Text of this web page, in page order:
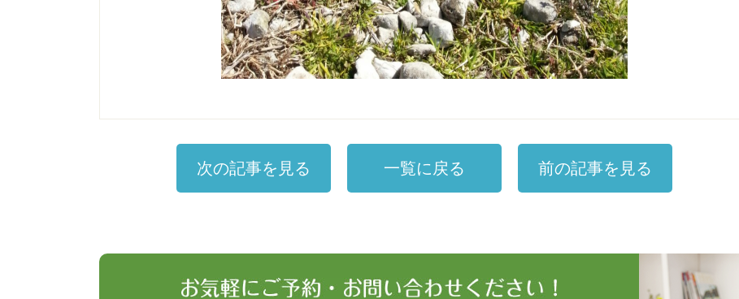
次の記事を見る 一覧に戻る 前の記事を見る